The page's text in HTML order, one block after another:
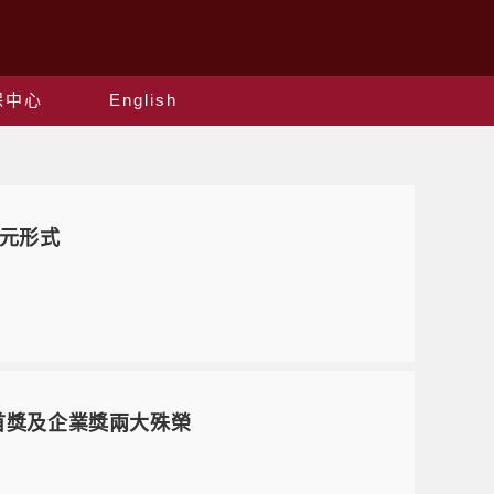
中心 English
形式
及企業獎兩大殊榮